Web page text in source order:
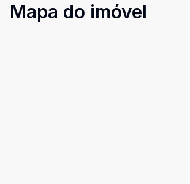
Mapa do imóvel